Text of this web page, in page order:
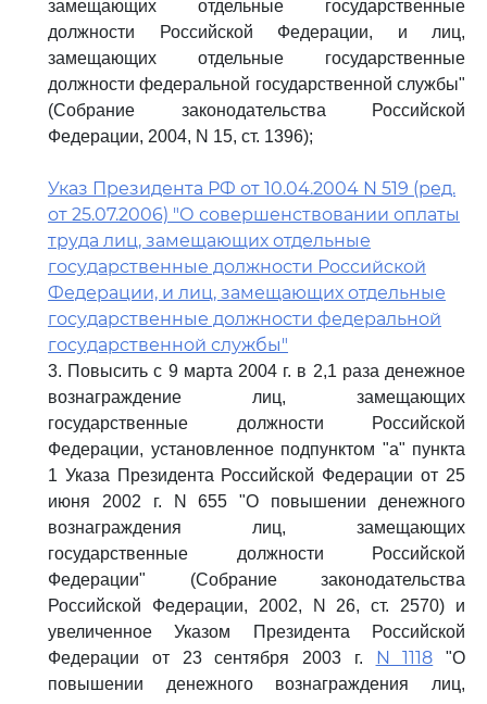
замещающих отдельные государственные
должности Российской Федерации, и лиц,
замещающих отдельные государственные
должности федеральной государственной службы"
(Собрание законодательства Российской
Федерации, 2004, N 15, ст. 1396);
Указ Президента РФ от 10.04.2004 N 519 (ред.
от 25.07.2006) "О совершенствовании оплаты
труда лиц, замещающих отдельные
государственные должности Российской
Федерации, и лиц, замещающих отдельные
государственные должности федеральной
государственной службы"
3. Повысить с 9 марта 2004 г. в 2,1 раза денежное
вознаграждение лиц, замещающих
государственные должности Российской
Федерации, установленное подпунктом "а" пункта
1 Указа Президента Российской Федерации от 25
июня 2002 г. N 655 "О повышении денежного
вознаграждения лиц, замещающих
государственные должности Российской
Федерации" (Собрание законодательства
Российской Федерации, 2002, N 26, ст. 2570) и
увеличенное Указом Президента Российской
Федерации от 23 сентября 2003 г. N 1118 "О
повышении денежного вознаграждения лиц,